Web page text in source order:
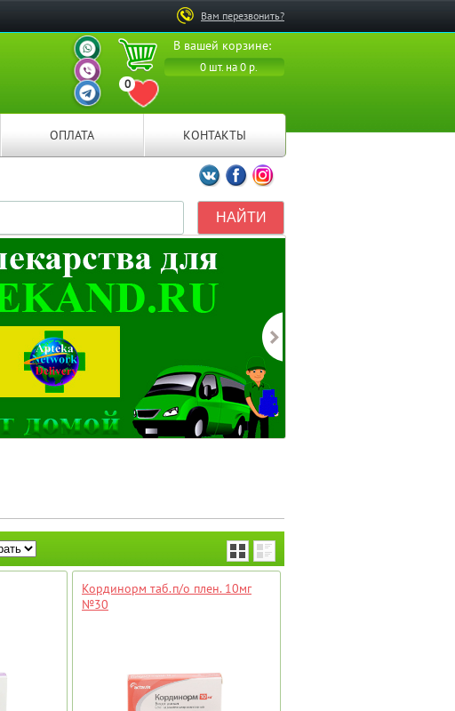
Вам перезвонить?
В вашей корзине:
0 шт. на 0 р.
0
ПЕРЕЙТИ В ИЗБРАННОЕ
ВАШ ПЕРСОНАЛЬНЫЙ
МЕНЕДЖЕР
ВАШ ПЕРСОНАЛЬНЫЙ
МЕНЕДЖЕР
ВАШ ПЕРСОНАЛЬНЫЙ
МЕНЕДЖЕР
ОПЛАТА КОНТАКТЫ
Мы ВКонтакте
Мы на Facebook
Мы в Instagramm
Кординорм таб.п/о плен. 10мг
№30